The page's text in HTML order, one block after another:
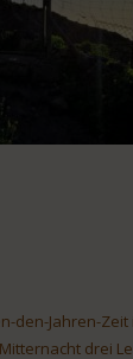
den-Jahren-
drei